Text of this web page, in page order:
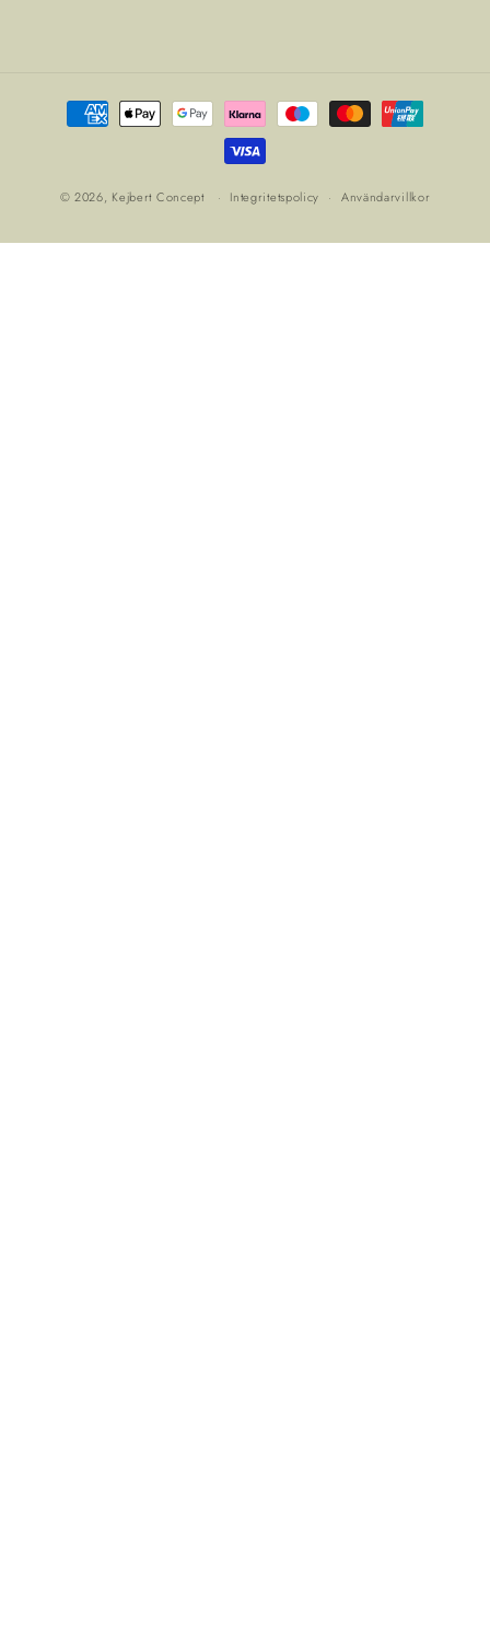
Betalningsmetoder
© 2026, Kejbert Concept Integritetspolicy Användarvillkor